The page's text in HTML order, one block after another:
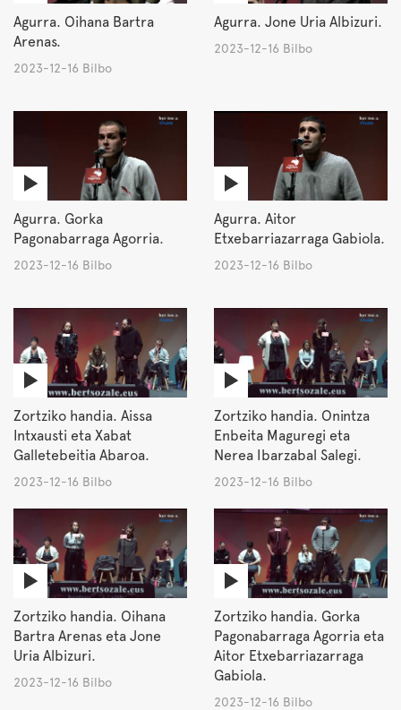
Agurra. Oihana Bartra
Arenas.
2023-12-16 Bilbo
Agurra. Jone Uria Albizuri.
2023-12-16 Bilbo
Agurra. Gorka
Pagonabarraga Agorria.
2023-12-16 Bilbo
Agurra. Aitor
Etxebarriazarraga Gabiola.
2023-12-16 Bilbo
Zortziko handia. Aissa
Intxausti eta Xabat
Galletebeitia Abaroa.
2023-12-16 Bilbo
Zortziko handia. Onintza
Enbeita Maguregi eta
Nerea Ibarzabal Salegi.
2023-12-16 Bilbo
Zortziko handia. Oihana
Bartra Arenas eta Jone
Uria Albizuri.
2023-12-16 Bilbo
Zortziko handia. Gorka
Pagonabarraga Agorria eta
Aitor Etxebarriazarraga
Gabiola.
2023-12-16 Bilbo